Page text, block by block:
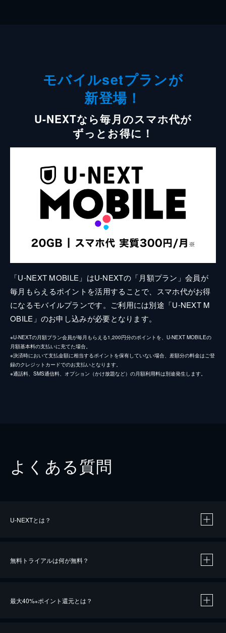
モバイルsetプランが
新登場！
U-NEXTなら毎月のスマホ代が
ずっとお得に！
「U-NEXT MOBILE」はU-NEXTの「月額プラン」会員が
毎月もらえるポイントを活用することで、スマホ代がお得
になるモバイルプランです。ご利用には別途「U-NEXT M
OBILE」のお申し込みが必要となります。
※U-NEXTの月額プラン会員が毎月もらえる1,200円分のポイントを、U-NEXT MOBILEの
月額基本料の支払いに充てた場合。
※決済時において支払金額に相当するポイントを保有していない場合、差額分の料金はご登
録のクレジットカードでのお支払いとなります。
※通話料、SMS通信料、オプション（かけ放題など）の月額利用料は別途発生します。
よくある質問
U-NEXTとは？
無料トライアルは何が無料？
最大40%※ポイント還元とは？